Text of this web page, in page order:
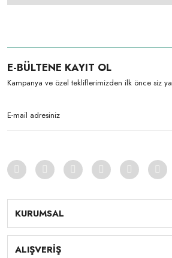
E-BÜLTENE KAYIT OL
Kampanya ve özel tekliflerimizden ilk önce siz
KURUMSAL
ALIŞVERİŞ